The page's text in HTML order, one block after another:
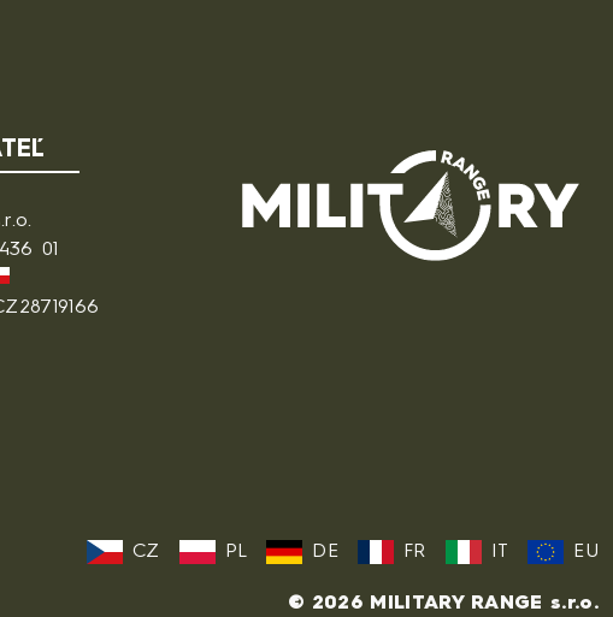
01
CZ PL DE FR EU
© 2026 MILITARY RANGE s.r.o.